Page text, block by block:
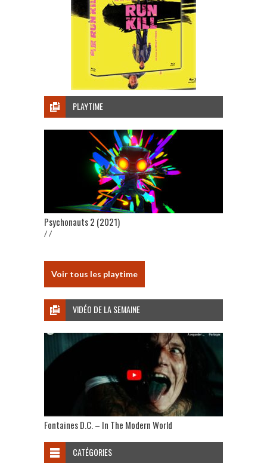
PLAYTIME
Psychonauts 2 (2021)
/ /
Voir tous les playtime
VIDÉO DE LA SEMAINE
Fontaines D.C. – In The Modern World
CATÉGORIES